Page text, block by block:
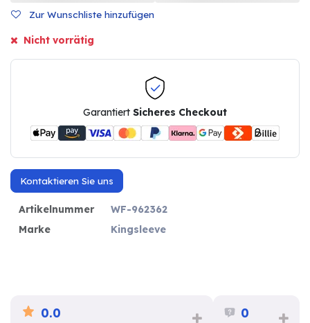
Zur Wunschliste hinzufügen
Nicht vorrätig
Garantiert Sicheres Checkout
Kontaktieren Sie uns
Artikelnummer
WF-962362
Marke
Kingsleeve
0.0 0